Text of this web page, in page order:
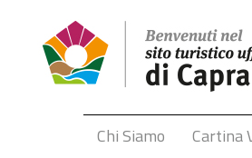
Chi Siamo Cartina